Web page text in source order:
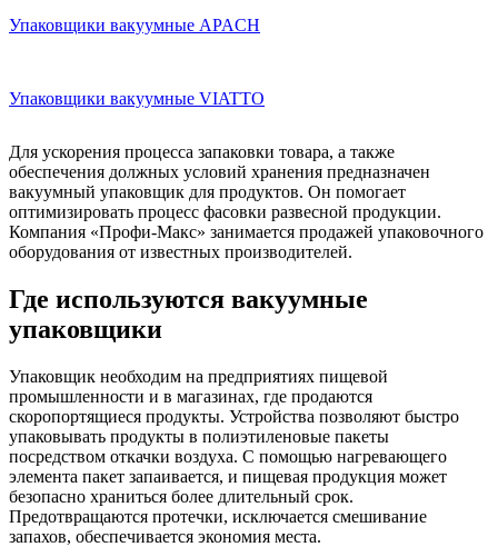
Упаковщики вакуумные APACH
Упаковщики вакуумные VIATTO
Для ускорения процесса запаковки товара, а также
обеспечения должных условий хранения предназначен
вакуумный упаковщик для продуктов. Он помогает
оптимизировать процесс фасовки развесной продукции.
Компания «Профи-Макс» занимается продажей упаковочного
оборудования от известных производителей.
Где используются вакуумные
упаковщики
Упаковщик необходим на предприятиях пищевой
промышленности и в магазинах, где продаются
скоропортящиеся продукты. Устройства позволяют быстро
упаковывать продукты в полиэтиленовые пакеты
посредством откачки воздуха. С помощью нагревающего
элемента пакет запаивается, и пищевая продукция может
безопасно храниться более длительный срок.
Предотвращаются протечки, исключается смешивание
запахов, обеспечивается экономия места.